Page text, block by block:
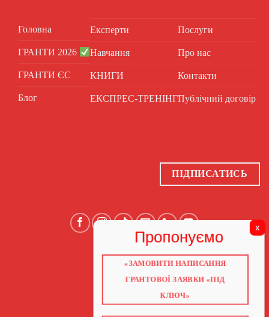
Головна
ГРАНТИ 2026
ГРАНТИ ЄС
Блог
Експерти
Навчання
КНИГИ
ЕКСПРЕС-ТРЕНІНГ
Послуги
Про нас
Контакти
Публічний договір
ПІДПИСАТИСЬ
ГОЛОВНА
ГРАНТИ 2026
ПОСЛУГИ
«ЗАМОВИТИ НАПИСАННЯ
ГРАНТОВОЇ ЗАЯВКИ «ПІД
КЛЮЧ»